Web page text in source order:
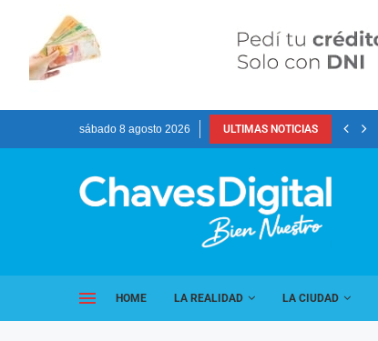
sábado 8 agosto 2026 ULTIMAS NOTICIAS
HOME LA REALIDAD LA CIUDAD